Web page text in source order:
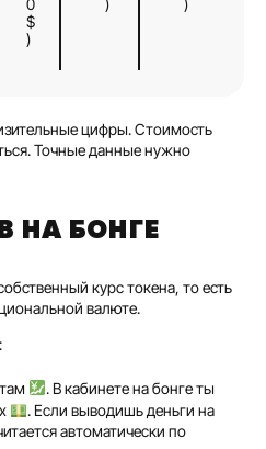
$
)
цифры. Стоимость
Точные данные нужно
НА БОНГЕ
курс токена, то есть
валюте.
. В кабинете на бонге ты
. Если выводишь деньги на
автоматически по